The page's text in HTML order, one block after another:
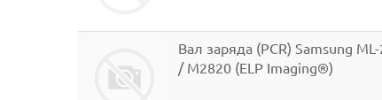
Вал заряда (PCR) Samsung
/ M2820 (ELP Imaging®)